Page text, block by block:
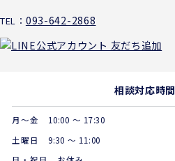
TEL： 093-642-2868
相談対応時間
月～金
10:00 ～ 17:30
土曜日
9:30 ～ 11:00